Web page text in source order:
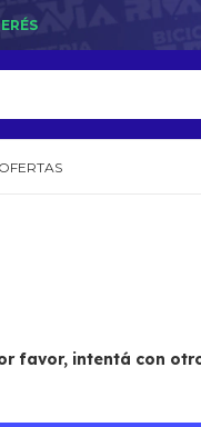
OFERTAS
favor, intentá con